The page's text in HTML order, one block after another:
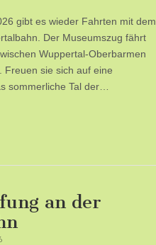
gibt es wieder Fahrten mit dem
Der Museumszug fährt
Wuppertal-Oberbarmen
Freuen sie sich auf eine
sommerliche Tal der…
an der